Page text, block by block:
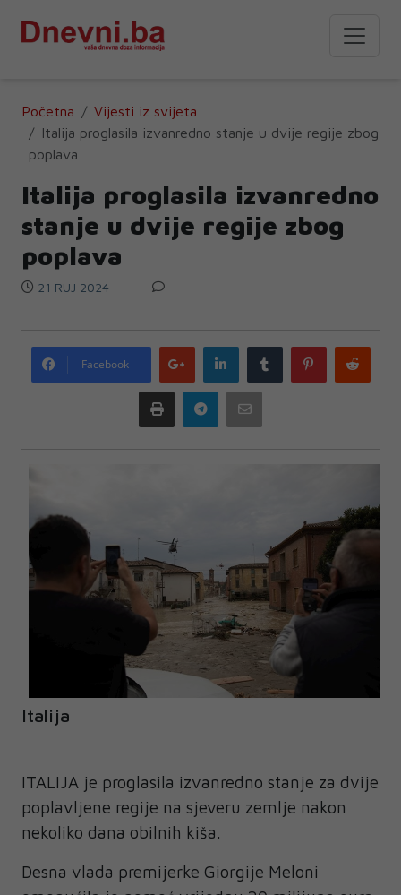
Početna
Vijesti iz svijeta
Italija proglasila izvanredno stanje u dvije regije zbog
poplava
Italija proglasila izvanredno
stanje u dvije regije zbog
poplava
21 RUJ 2024
Facebook
Google
plus
LinkedIn Tumblr Pinterest
Print Telegram
Italija
ITALIJA je proglasila izvanredno stanje za dvije
poplavljene regije na sjeveru zemlje nakon
nekoliko dana obilnih kiša.
Desna vlada premijerke Giorgije Meloni